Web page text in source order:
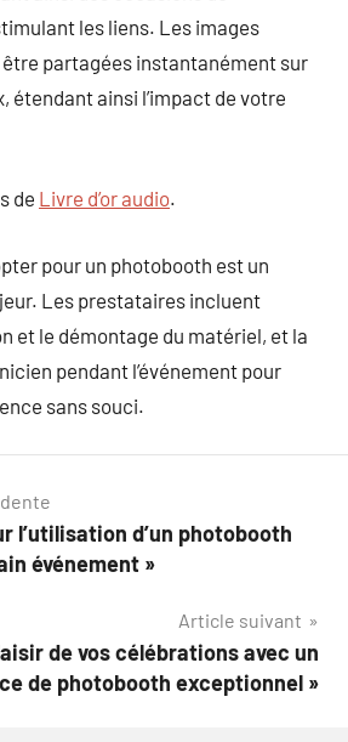
les liens. Les images
partagées instantanément sur
étendant ainsi l’impact de votre
de Livre d’or audio.
pour un photobooth est un
Les prestataires incluent
et le démontage du matériel, et la
pendant l’événement pour
sans souci.
l’utilisation d’un photobooth
événement »
Article suivant
de vos célébrations avec un
de photobooth exceptionnel »